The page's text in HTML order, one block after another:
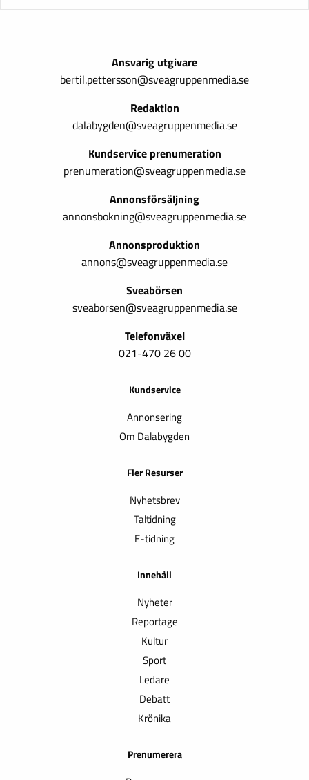
Ansvarig utgivare
bertil.pettersson@sveagruppenmedia.se
Redaktion
dalabygden@sveagruppenmedia.se
Kundservice prenumeration
prenumeration@sveagruppenmedia.se
Annonsförsäljning
annonsbokning@sveagruppenmedia.se
Annonsproduktion
annons@sveagruppenmedia.se
Sveabörsen
sveaborsen@sveagruppenmedia.se
Telefonväxel
021-470 26 00
Kundservice
Annonsering
Om Dalabygden
Fler Resurser
Nyhetsbrev
Taltidning
E-tidning
Innehåll
Nyheter
Reportage
Kultur
Sport
Ledare
Debatt
Krönika
Prenumerera